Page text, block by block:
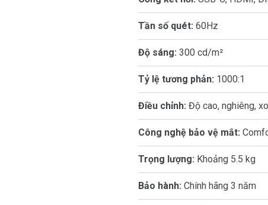
Tần số quét: 60Hz
Độ sáng: 300 cd/m²
Tỷ lệ tương phản: 1000:1
Điều chỉnh: Độ cao, nghiêng,
Công nghệ bảo vệ mắt:
Trọng lượng: Khoảng 5.5 kg
Bảo hành: Chính hãng 3 năm